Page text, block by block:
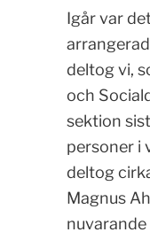
Igår var
deltog vi,
och
sektion
personer i
deltog
Magnus